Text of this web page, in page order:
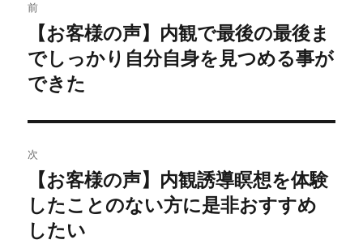
稿
ナ
ビ
ゲ
ー
シ
ョ
前
の
投
【お客様の声】内観で最後の最後ま
でしっかり自分自身を見つめる事が
できた
次
の
投
【お客様の声】内観誘導瞑想を体験
したことのない方に是非おすすめ
したい